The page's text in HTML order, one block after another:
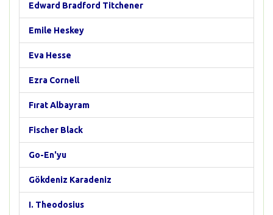
Edward Bradford Titchener
Emile Heskey
Eva Hesse
Ezra Cornell
Fırat Albayram
Fischer Black
Go-En'yu
Gökdeniz Karadeniz
I. Theodosius